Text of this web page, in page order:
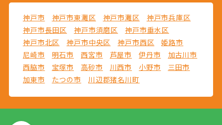
神戸市 神戸市東灘区 神戸市灘区
神戸市兵庫区
神戸市長田区
神戸市須磨区
神戸市垂水区
神戸市北区
神戸市中央区 神戸市西区
姫路市
尼崎市
明石市 西宮市 芦屋市 伊丹市
加古川市
西脇市
宝塚市 高砂市 川西市 小野市
三田市
加東市
たつの市 川辺郡猪名川町